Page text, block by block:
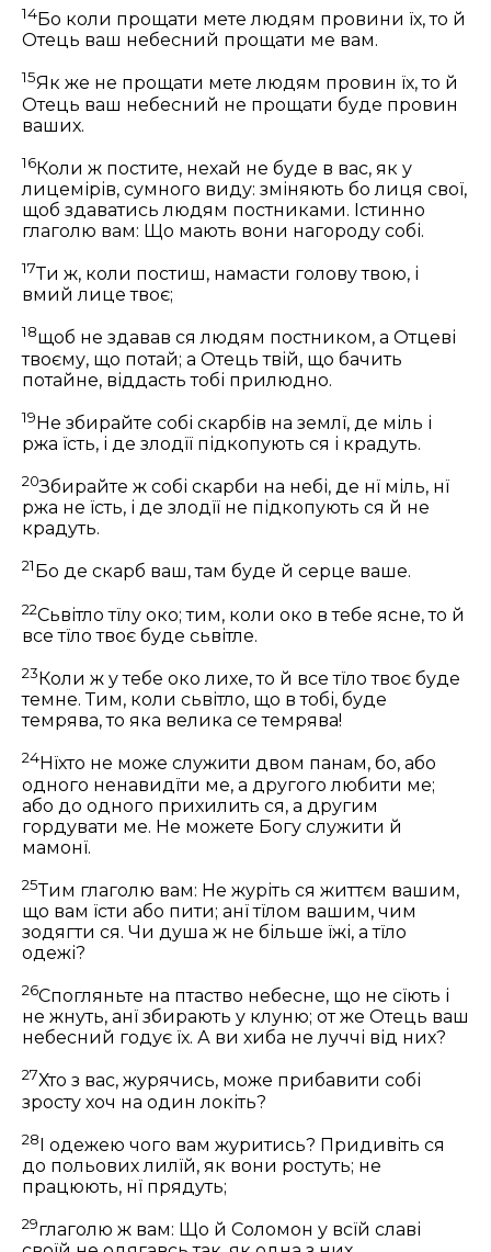
14Бо коли прощати мете людям провини їх, то й
Отець ваш небесний прощати ме вам.
15Як же не прощати мете людям провин їх, то й
Отець ваш небесний не прощати буде провин
ваших.
16Коли ж постите, нехай не буде в вас, як у
лицемірів, сумного виду: зміняють бо лиця свої,
щоб здаватись людям постниками. Істинно
глаголю вам: Що мають вони нагороду собі.
17Ти ж, коли постиш, намасти голову твою, і
вмий лице твоє;
18щоб не здавав ся людям постником, а Отцеві
твоєму, що потай; а Отець твій, що бачить
потайне, віддасть тобі прилюдно.
19Не збирайте собі скарбів на землї, де міль і
ржа їсть, і де злодїї підкопують ся і крадуть.
20Збирайте ж собі скарби на небі, де нї міль, нї
ржа не їсть, і де злодїї не підкопують ся й не
крадуть.
21 Бо де скарб ваш, там буде й серце ваше.
22Сьвітло тїлу око; тим, коли око в тебе ясне, то й
все тїло твоє буде сьвітле.
23 Коли ж у тебе око лихе, то й все тїло твоє буде
темне. Тим, коли сьвітло, що в тобі, буде
темрява, то яка велика се темрява!
24Нїхто не може служити двом панам, бо, або
одного ненавидїти ме, а другого любити ме;
або до одного прихилить ся, а другим
гордувати ме. Не можете Богу служити й
мамонї.
25Тим глаголю вам: Не журіть ся життєм вашим,
що вам їсти або пити; анї тїлом вашим, чим
зодягти ся. Чи душа ж не більше їжі, а тїло
одежі?
26Спогляньте на птаство небесне, що не сїють і
не жнуть, анї збирають у клуню; от же Отець ваш
небесний годує їх. А ви хиба не луччі від них?
27Хто з вас, журячись, може прибавити собі
зросту хоч на один локіть?
28І одежею чого вам журитись? Придивіть ся
до польових лилїй, як вони ростуть; не
працюють, нї прядуть;
29глаголю ж вам: Що й Соломон у всїй славі